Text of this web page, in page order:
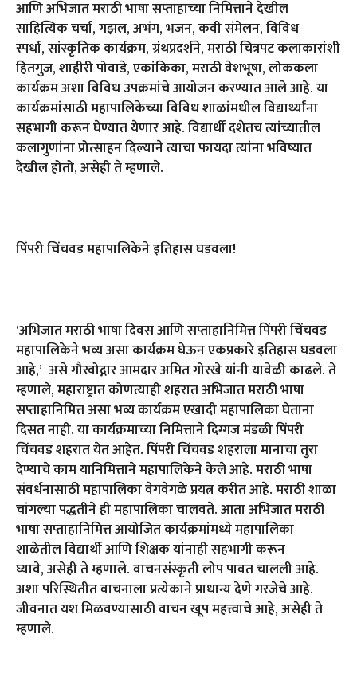
आणि अभिजात मराठी भाषा सप्ताहाच्या निमित्ताने देखील
साहित्यिक चर्चा,गझल,अभंग,भजन,कवी संमेलन,विविध
स्पर्धा,सांस्कृतिक कार्यक्रम,ग्रंथप्रदर्शने,मराठी चित्रपट कलाकारांशी
हितगुज,शाहीरी पोवाडे,एकांकिका,मराठी वेशभूषा,लोककला
कार्यक्रम अशा विविध उपक्रमांचे आयोजन करण्यात आले आहे. या
कार्यक्रमांसाठी महापालिकेच्या विविध शाळांमधील विद्यार्थ्यांना
सहभागी करून घेण्यात येणार आहे. विद्यार्थी दशेतच त्यांच्यातील
कलागुणांना प्रोत्साहन दिल्याने त्याचा फायदा त्यांना भविष्यात
देखील होतो,असेही ते म्हणाले.
पिंपरी चिंचवड महापालिकेने इतिहास घडवला!
‘अभिजात मराठी भाषा दिवस आणि सप्ताहानिमित्त पिंपरी चिंचवड
महापालिकेने भव्य असा कार्यक्रम घेऊन एकप्रकारे इतिहास घडवला
आहे,’ असे गौरवोद्गार आमदार अमित गोरखे यांनी यावेळी काढले. ते
म्हणाले,महाराष्ट्रात कोणत्याही शहरात अभिजात मराठी भाषा
सप्ताहानिमित्त असा भव्य कार्यक्रम एखादी महापालिका घेताना
दिसत नाही. या कार्यक्रमाच्या निमित्ताने दिग्गज मंडळी पिंपरी
चिंचवड शहरात येत आहेत. पिंपरी चिंचवड शहराला मानाचा तुरा
देण्याचे काम यानिमित्ताने महापालिकेने केले आहे. मराठी भाषा
संवर्धनासाठी महापालिका वेगवेगळे प्रयत्न करीत आहे. मराठी शाळा
चांगल्या पद्धतीने ही महापालिका चालवते. आता अभिजात मराठी
भाषा सप्ताहानिमित्त आयोजित कार्यक्रमांमध्ये महापालिका
शाळेतील विद्यार्थी आणि शिक्षक यांनाही सहभागी करून
घ्यावे,असेही ते म्हणाले. वाचनसंस्कृती लोप पावत चालली आहे.
अशा परिस्थितीत वाचनाला प्रत्येकाने प्राधान्य देणे गरजेचे आहे.
जीवनात यश मिळवण्यासाठी वाचन खूप महत्त्वाचे आहे,असेही ते
म्हणाले.